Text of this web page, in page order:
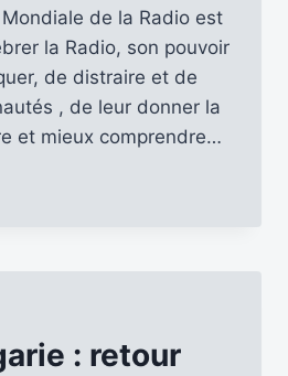
de la Radio est
la Radio, son pouvoir
de distraire et de
, de leur donner la
et mieux comprendre…
: retour